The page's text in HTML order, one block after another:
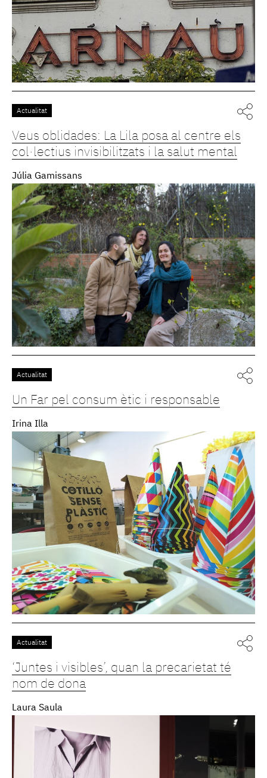
Actualitat
Veus oblidades: La Lila posa al centre els
col·lectius invisibilitzats i la salut mental
Júlia Gamissans
Actualitat
Un Far pel consum ètic i responsable
Irina Illa
Actualitat
‘Juntes i visibles’, quan la precarietat té
nom de dona
Laura Saula